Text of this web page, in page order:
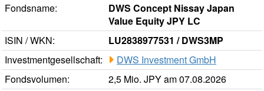
Fondsname:
DWS Concept Nissay Japan
Value Equity JPY LC
ISIN / WKN:
LU2838977531 / DWS3MP
Investmentgesellschaft:
DWS Investment GmbH
Fondsvolumen:
2,5 Mio. JPY am 07.08.2026